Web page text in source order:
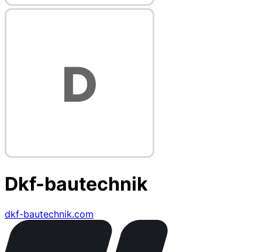
Dkf-bautechnik
dkf-bautechnik.com